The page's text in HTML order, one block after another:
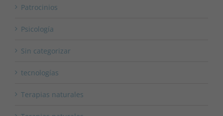
Patrocinios
Psicología
Sin categorizar
tecnologías
Terapias naturales